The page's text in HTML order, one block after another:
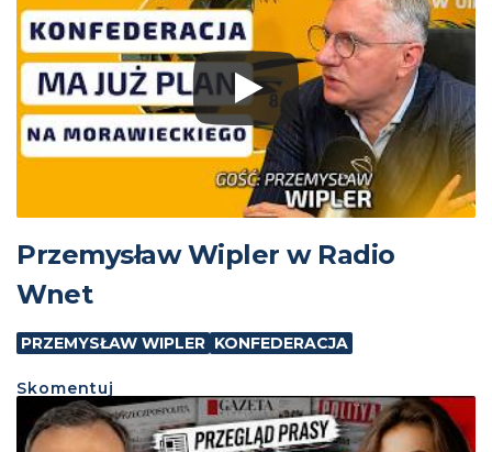
Przemysław Wipler w Radio
Wnet
PRZEMYSŁAW WIPLER KONFEDERACJA
Skomentuj